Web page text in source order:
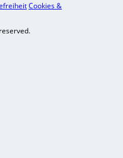
Cookies &